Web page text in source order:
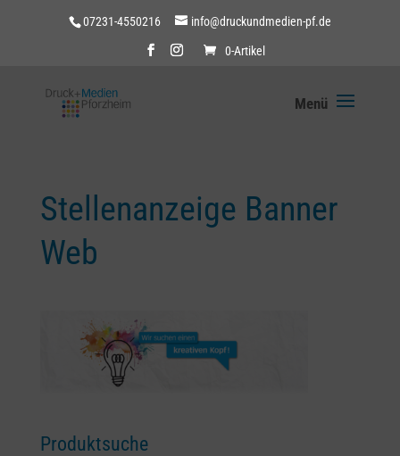
07231-4550216 info@druckundmedien-pf.de
0-Artikel
Stellenanzeige Banner
Web
Produktsuche